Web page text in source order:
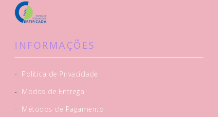
INFORMAÇÕES
-
Política de Privacidade
-
Modos de Entrega
-
Métodos de Pagamento